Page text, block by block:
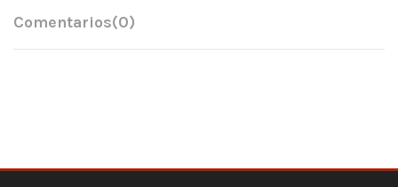
Comentarios(0)